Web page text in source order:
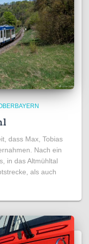
dass Max, Tobias
Nach ein
in das Altmühltal
als auch